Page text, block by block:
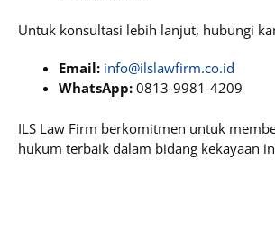
Untuk konsultasi lebih lanjut, hubungi
Email: info@ilslawfirm.co.id
WhatsApp: 0813-9981-4209
ILS Law Firm berkomitmen untuk
hukum terbaik dalam bidang kekayaan